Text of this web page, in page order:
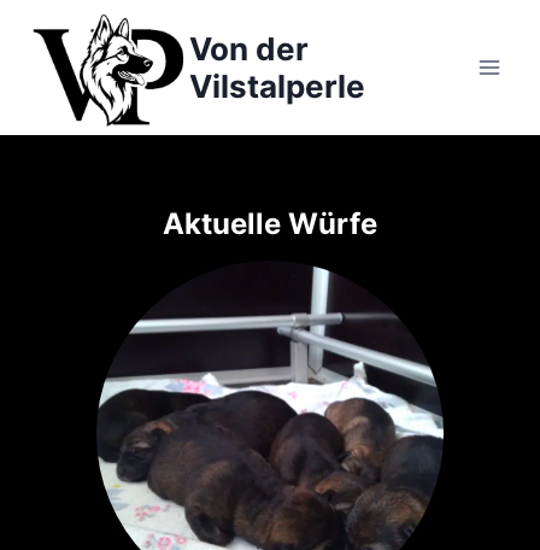
Inhalt
springen
Von der
Vilstalperle
Aktuelle Würfe